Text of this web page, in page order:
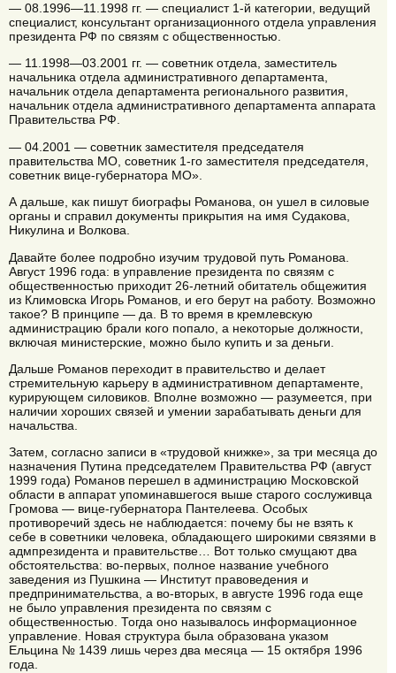
— 08.1996—11.1998 гг. — специалист 1-й категории, ведущий
специалист, консультант организационного отдела управления
президента РФ по связям с общественностью.
— 11.1998—03.2001 гг. — советник отдела, заместитель
начальника отдела административного департамента,
начальник отдела департамента регионального развития,
начальник отдела административного департамента аппарата
Правительства РФ.
— 04.2001 — советник заместителя председателя
правительства МО, советник 1-го заместителя председателя,
советник вице-губернатора МО».
А дальше, как пишут биографы Романова, он ушел в силовые
органы и справил документы прикрытия на имя Судакова,
Никулина и Волкова.
Давайте более подробно изучим трудовой путь Романова.
Август 1996 года: в управление президента по связям с
общественностью приходит 26-летний обитатель общежития
из Климовска Игорь Романов, и его берут на работу. Возможно
такое? В принципе — да. В то время в кремлевскую
администрацию брали кого попало, а некоторые должности,
включая министерские, можно было купить и за деньги.
Дальше Романов переходит в правительство и делает
стремительную карьеру в административном департаменте,
курирующем силовиков. Вполне возможно — разумеется, при
наличии хороших связей и умении зарабатывать деньги для
начальства.
Затем, согласно записи в «трудовой книжке», за три месяца до
назначения Путина председателем Правительства РФ (август
1999 года) Романов перешел в администрацию Московской
области в аппарат упоминавшегося выше старого сослуживца
Громова — вице-губернатора Пантелеева. Особых
противоречий здесь не наблюдается: почему бы не взять к
себе в советники человека, обладающего широкими связями в
адмпрезидента и правительстве… Вот только смущают два
обстоятельства: во-первых, полное название учебного
заведения из Пушкина — Институт правоведения и
предпринимательства, а во-вторых, в августе 1996 года еще
не было управления президента по связям с
общественностью. Тогда оно называлось информационное
управление. Новая структура была образована указом
Ельцина № 1439 лишь через два месяца — 15 октября 1996
года.